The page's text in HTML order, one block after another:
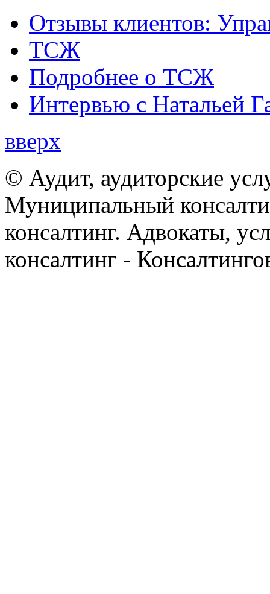
Отзывы клиентов:
ТСЖ
Подробнее о ТСЖ
Интервью с Натальей
вверх
© Аудит, аудиторские
Муниципальный
консалтинг. Адвокаты,
консалтинг -